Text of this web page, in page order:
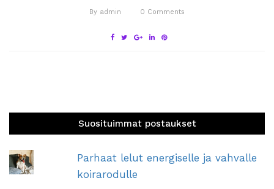
By admin 0 Comments
Suosituimmat postaukset
Parhaat lelut energiselle ja vahvalle
koirarodulle